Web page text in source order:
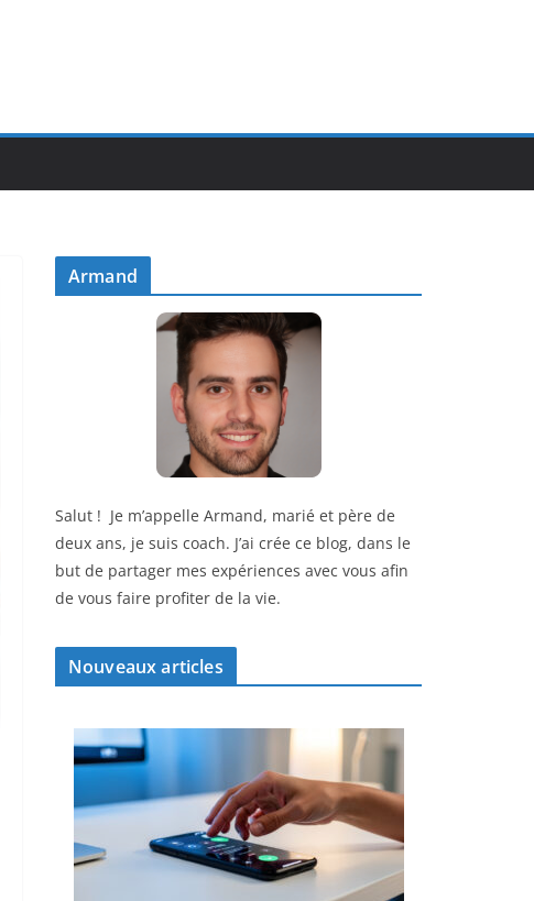
Armand
Salut ! Je m’appelle Armand, marié et père de
deux ans, je suis coach. J’ai crée ce blog, dans le
but de partager mes expériences avec vous afin
de vous faire profiter de la vie.
Nouveaux articles